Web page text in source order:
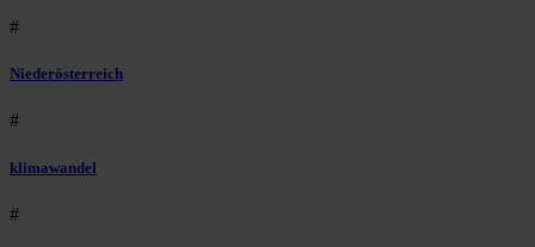
#
Niederösterreich
#
klimawandel
#